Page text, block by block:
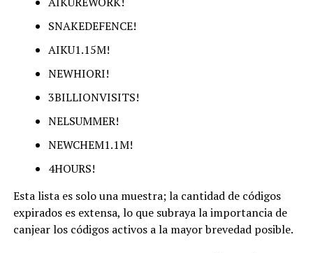
SNAKEDEFENCE!
AIKU1.15M!
NEWHIORI!
3BILLIONVISITS!
NELSUMMER!
NEWCHEM1.1M!
4HOURS!
Esta lista es solo una muestra; la cantidad de códigos
expirados es extensa, lo que subraya la importancia de
canjear los códigos activos a la mayor brevedad posible.